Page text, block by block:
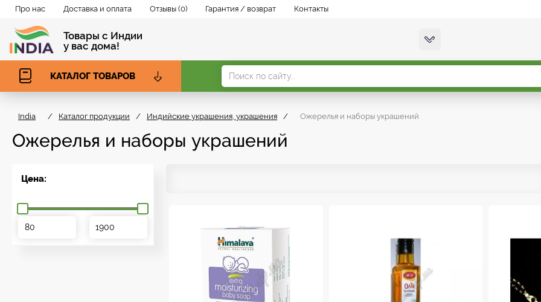
Про нас Доставка и оплата Отзывы (0) Гарантия / возврат Контакты
Товары с Индии
у вас дома!
КАТАЛОГ ТОВАРОВ
India / Каталог продукции / Индийские украшения, украшения / Ожерелья и наборы украшений
Ожерелья и наборы украшений
Цена: